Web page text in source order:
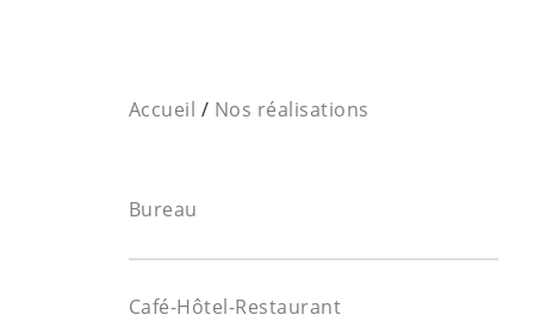
Accueil / Nos réalisations
Bureau
Café-Hôtel-Restaurant